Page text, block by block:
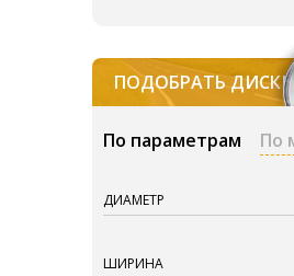
ПОДОБРАТЬ ДИСКИ
По параметрам По
ДИАМЕТР
ШИРИНА